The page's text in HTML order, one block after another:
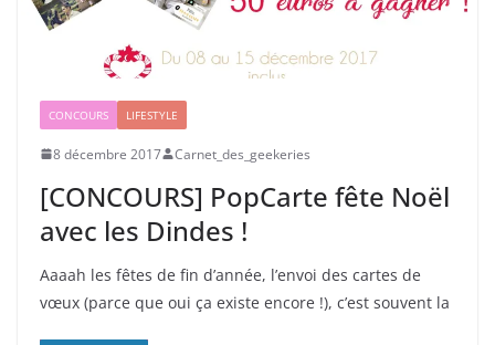
CONCOURS LIFESTYLE
8 décembre 2017 Carnet_des_geekeries
[CONCOURS] PopCarte fête Noël
avec les Dindes !
Aaaah les fêtes de fin d’année, l’envoi des cartes de
vœux (parce que oui ça existe encore !), c’est souvent la